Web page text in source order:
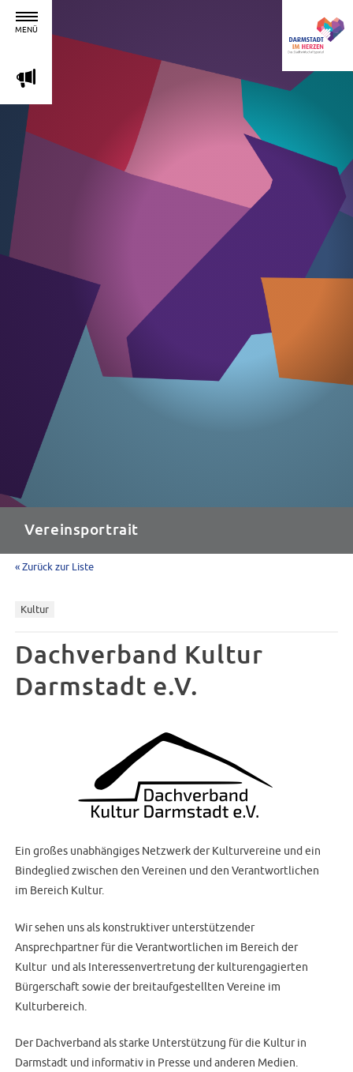
MENÜ
m
Vereinsportrait
« Zurück zur Liste
Kultur
Dachverband Kultur
Darmstadt e.V.
Ein großes unabhängiges Netzwerk der Kulturvereine und ein
Bindeglied zwischen den Vereinen und den Verantwortlichen
im Bereich Kultur.
Wir sehen uns als konstruktiver unterstützender
Ansprechpartner für die Verantwortlichen im Bereich der
Kultur und als Interessenvertretung der kulturengagierten
Bürgerschaft sowie der breitaufgestellten Vereine im
Kulturbereich.
Der Dachverband als starke Unterstützung für die Kultur in
Darmstadt und informativ in Presse und anderen Medien.